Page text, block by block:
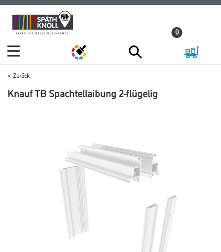
Zum
Inhalt
Zum
Navigationsmenü
0
Zurück
Knauf TB Spachtellaibung 2-flügelig